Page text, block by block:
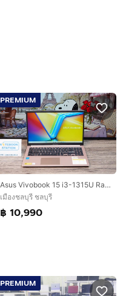
PREMIUM
Asus Vivobook 15 i3-1315U Ram8 SSD512 15.6นิ้ว FHD จอใหญ่ภาพคมชัด สเปคดี ทำงานเก่ง เครื่องพร้อมใช้งาน ขายเพียง 10,990.- มีประกันศูนย์
เมืองชลบุรี ชลบุรี
฿ 10,990
PREMIUM